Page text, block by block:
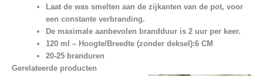
Laat de was smelten aan de zijkanten van de pot, voor
een constante verbranding.
De maximale aanbevolen brandduur is 2 uur per keer.
120 ml – Hoogte/Breedte (zonder deksel):6 CM
20-25 branduren
Gerelateerde producten